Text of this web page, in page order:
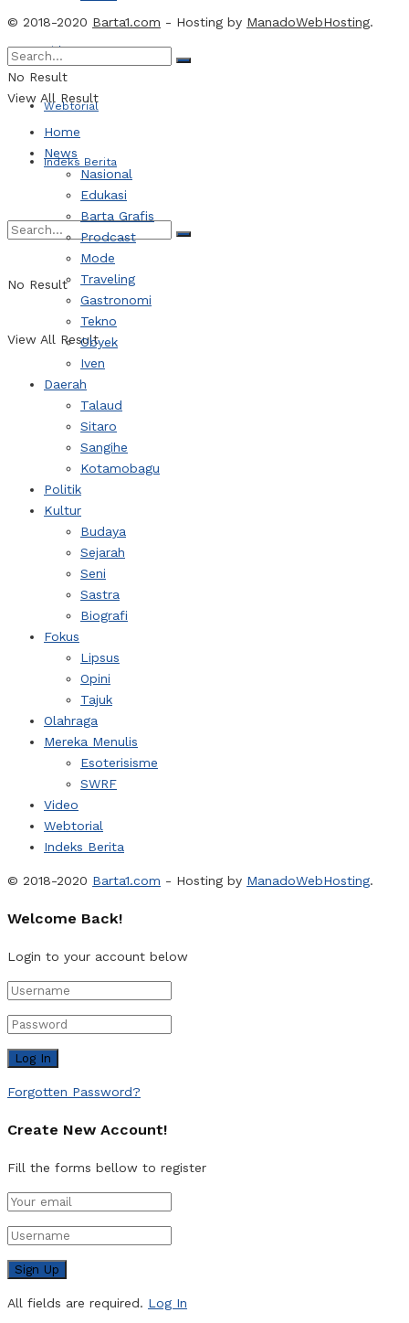
Video
Webtorial
Indeks Berita
No Result
View All Result
© 2018-2020 Barta1.com - Hosting by ManadoWebHosting.
No Result
View All Result
Home
News
Nasional
Edukasi
Barta Grafis
Prodcast
Mode
Traveling
Gastronomi
Tekno
Obyek
Iven
Daerah
Talaud
Sitaro
Sangihe
Kotamobagu
Politik
Kultur
Budaya
Sejarah
Seni
Sastra
Biografi
Fokus
Lipsus
Opini
Tajuk
Olahraga
Mereka Menulis
Esoterisisme
SWRF
Video
Webtorial
Indeks Berita
© 2018-2020 Barta1.com - Hosting by ManadoWebHosting.
Welcome Back!
Login to your account below
Forgotten Password?
Create New Account!
Fill the forms bellow to register
All fields are required. Log In